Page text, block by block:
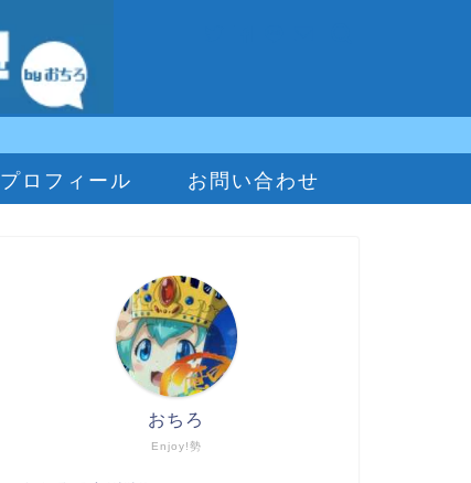
プロフィール お問い合わせ
Enjoy!勢
おちろ